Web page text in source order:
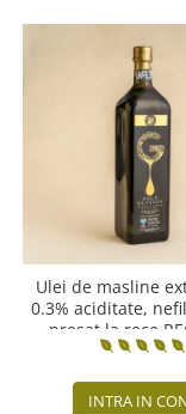
Ulei de masline
0.3% aciditate,
presat la rece
NOUA
INTRA IN